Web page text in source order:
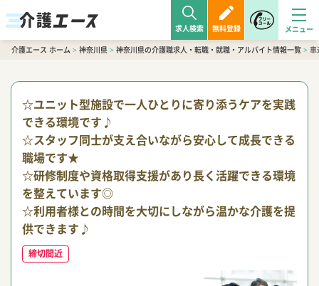
求人検索 無料登録
介護エース ホーム > 神奈川県 > 神奈川県の介護職求人・転職・就職・アルバイト情報一覧 > 車
☆ユニット型施設で一人ひとりに寄り添うケアを実践
できる環境です♪
☆スタッフ同士が支え合いながら安心して成長できる
職場です★
☆研修制度や資格取得支援があり長く活躍できる環境
を整えています◎
☆利用者様との時間を大切にしながら温かな介護を提
供できます♪
締切間近